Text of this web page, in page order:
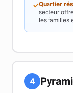
✓Quartier
secteur
les familles
4